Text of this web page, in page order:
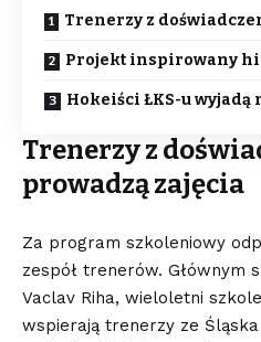
Trenerzy z
Projekt inspirowany
Hokeiści ŁKS-u wyjadą
Trenerzy z
prowadzą zajęcia
Za program szkoleniowy
zespół trenerów. Głównym
Vaclav Riha, wieloletni
wspierają trenerzy ze